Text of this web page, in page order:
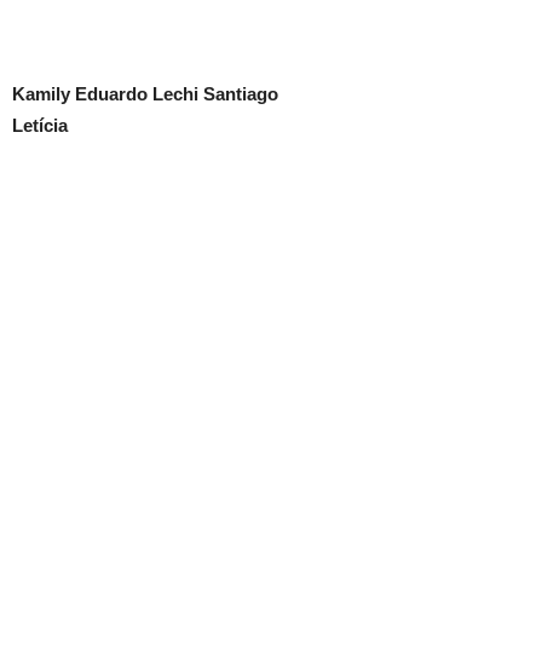
Kamily Eduardo Lechi Santiago
Letícia